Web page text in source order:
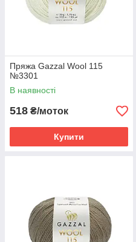
Пряжа Gazzal Wool 115
№3301
В наявності
518 ₴/моток
Купити